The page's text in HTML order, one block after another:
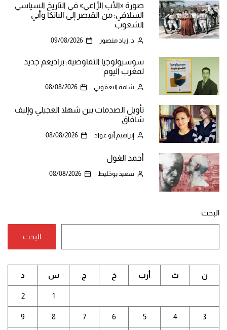
صورة «الأب الرَّاعي» في التاريخ السياسي
السلافي: من القيصر إلى الباتكا وأبي
الشعوب
د. زياد منصور 09/08/2026
سوسيولوجيا التفاوضية: براديغم جديد
لمغرب اليوم
شامة اليعقوبي 08/08/2026
تأويل الصدمات بين شهلا العجيلي وإليف
شافاق
إبراهيم أبو عواد 08/08/2026
أحمد الغول
سعيد بوخليط 08/08/2026
البحث
البحث
ن ث أرب خ ج س د
1
2
3
4
5
6
7
8
9